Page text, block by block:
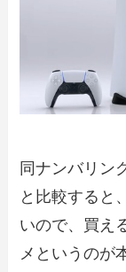
同ナンバリン
と比較すると
いので、買え
メというのが